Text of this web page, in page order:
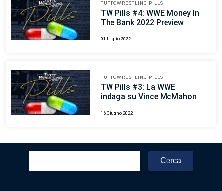
TUTTOWRESTLING PILLS
TW Pills #4: WWE Money In
The Bank 2022 Preview
01 Luglio 2022
TUTTOWRESTLING PILLS
TW Pills #3: La WWE
indaga su Vince McMahon
16 Giugno 2022
Ricerca